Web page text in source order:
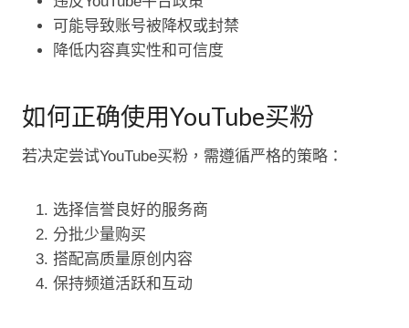
可能导致账号被降权或封禁
降低内容真实性和可信度
如何正确使用YouTube买粉
若决定尝试YouTube买粉，需遵循严格的策略：
选择信誉良好的服务商
分批少量购买
搭配高质量原创内容
保持频道活跃和互动